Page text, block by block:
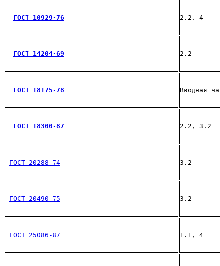
ГОСТ 10929-76 2.2, 4
ГОСТ 14204-69 2.2
ГОСТ 18175-78 Вводная
ГОСТ 18300-87 2.2, 3.2
ГОСТ 20288-74 3.2
ГОСТ 20490-75 3.2
ГОСТ 25086-87 1.1, 4